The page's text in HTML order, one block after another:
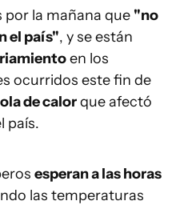
por la mañana que "no
el país", y se están
en los
ocurridos este fin de
ola de calorque afectó
país.
esperan a las horas
las temperaturas